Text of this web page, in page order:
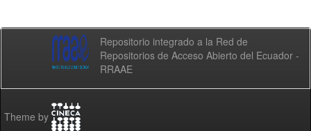
Repositorio integrado a la Red de
Repositorios de Acceso Abierto del Ecuador -
RRAAE
Theme by